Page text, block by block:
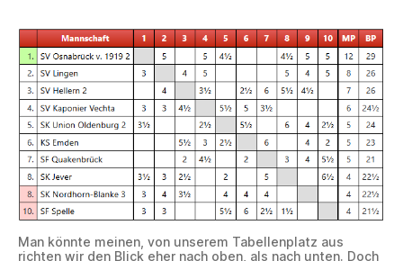
Man könnte meinen, von unserem Tabellenplatz aus
richten wir den Blick eher nach oben, als nach unten. Doch